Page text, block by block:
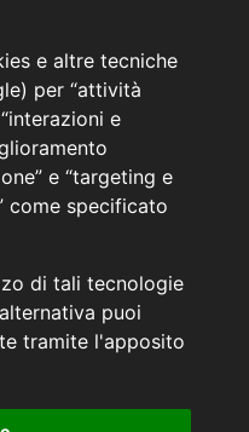
e altre tecniche
per “attività
e
e “targeting e
come specificato
di tali tecnologie
puoi
tramite l'apposito
34 - CAP 70132 | P.I. 05126720720
| 216.73.216.7
DEL REG. IVASS n° 40/2018